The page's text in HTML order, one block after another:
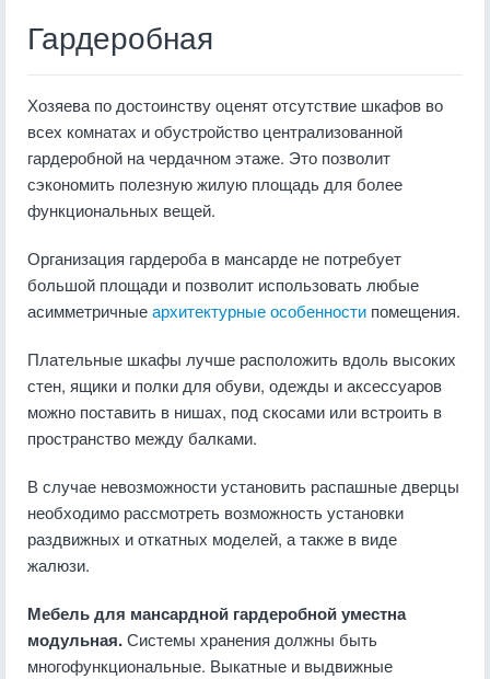
Гардеробная
Хозяева по достоинству оценят отсутствие шкафов во
всех комнатах и обустройство централизованной
гардеробной на чердачном этаже. Это позволит
сэкономить полезную жилую площадь для более
функциональных вещей.
Организация гардероба в мансарде не потребует
большой площади и позволит использовать любые
асимметричныеархитектурные особенности помещения.
Плательные шкафы лучше расположить вдоль высоких
стен, ящики и полки для обуви, одежды и аксессуаров
можно поставить в нишах, под скосами или встроить в
пространство между балками.
В случае невозможности установить распашные дверцы
необходимо рассмотреть возможность установки
раздвижных и откатных моделей, а также в виде
жалюзи.
Мебель для мансардной гардеробной уместна
модульная.Системы хранения должны быть
многофункциональные. Выкатные и выдвижные